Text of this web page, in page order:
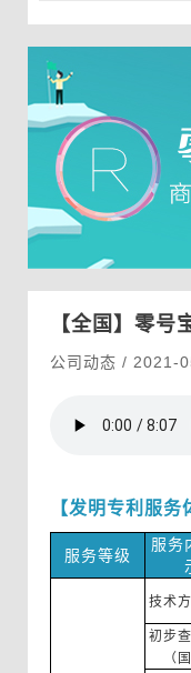
【全国】 零号
公司动态 / 2021-
【发明专利服务
服务等级
服务
技术
初步
（